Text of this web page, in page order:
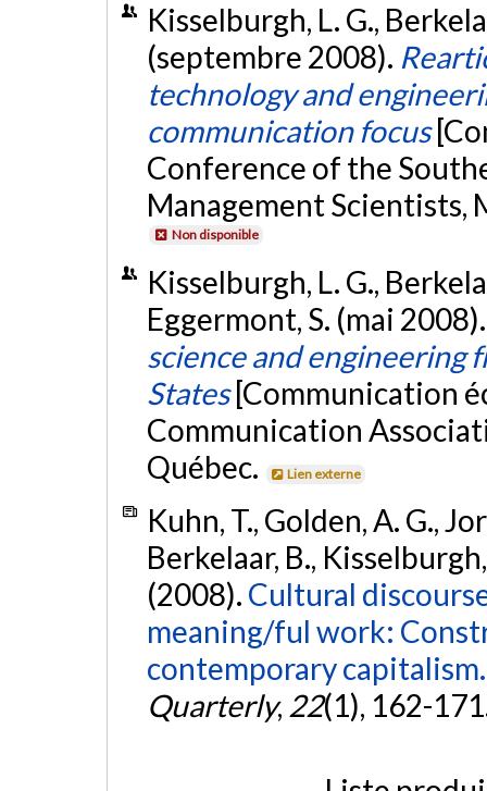
Kisselburgh, L. G.,
(septembre 2008).
technology and
communication focus
Conference of the
Management
Non disponible
Kisselburgh, L. G.,
Eggermont, S. (mai
science and engineering
States [Communication
Communication
Québec.
Lien externe
Kuhn, T., Golden, A. G.,
Berkelaar, B.,
(2008). Cultural
meaning/ful work:
contemporary capitalism.
Quarterly, 22(1), 162-